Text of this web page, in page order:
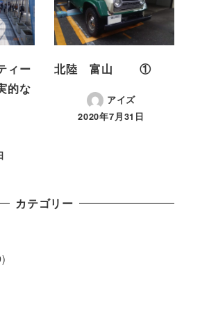
ィー
的な
北陸 富山 ①
アイズ
2020年7月31日
カテゴリー